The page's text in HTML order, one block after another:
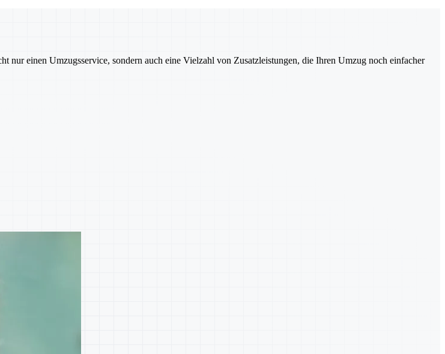
einen Umzugsservice, sondern auch eine Vielzahl von Zusatzleistungen, die Ihren Umzug noch einfacher